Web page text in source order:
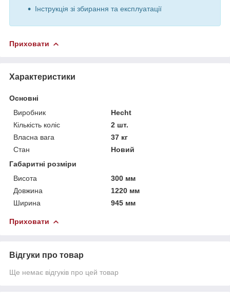
Інструкція зі збирання та експлуатації
Приховати
Характеристики
Основні
Виробник
Hecht
Кількість коліс
2 шт.
Власна вага
37 кг
Стан
Новий
Габаритні розміри
Висота
300 мм
Довжина
1220 мм
Ширина
945 мм
Приховати
Відгуки про товар
Ще немає відгуків про цей товар